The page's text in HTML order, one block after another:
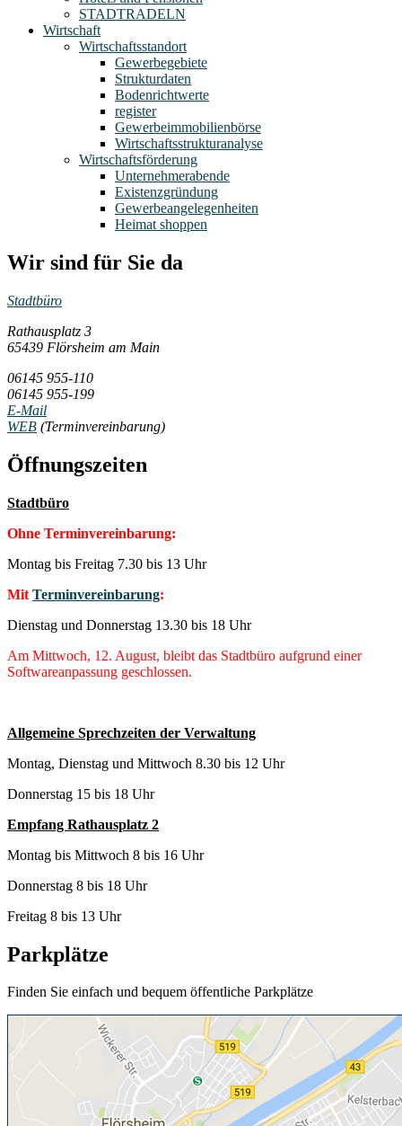
STADTRADELN
Wirtschaft
Wirtschaftsstandort
Gewerbegebiete
Strukturdaten
Bodenrichtwerte
register
Gewerbeimmobilienbörse
Wirtschaftsstrukturanalyse
Wirtschaftsförderung
Unternehmerabende
Existenzgründung
Gewerbeangelegenheiten
Heimat shoppen
Wir sind für Sie da
Stadtbüro
Rathausplatz 3
65439 Flörsheim am Main
06145 955-110
06145 955-199
E-Mail
WEB (Terminvereinbarung)
Öffnungszeiten
Stadtbüro
Ohne Terminvereinbarung:
Montag bis Freitag 7.30 bis 13 Uhr
Mit Terminvereinbarung:
Dienstag und Donnerstag 13.30 bis 18 Uhr
Am Mittwoch, 12. August, bleibt das Stadtbüro aufgrund einer
Softwareanpassung geschlossen.
Allgemeine Sprechzeiten der Verwaltung
Montag, Dienstag und Mittwoch 8.30 bis 12 Uhr
Donnerstag 15 bis 18 Uhr
Empfang Rathausplatz 2
Montag bis Mittwoch 8 bis 16 Uhr
Donnerstag 8 bis 18 Uhr
Freitag 8 bis 13 Uhr
Parkplätze
Finden Sie einfach und bequem öffentliche Parkplätze